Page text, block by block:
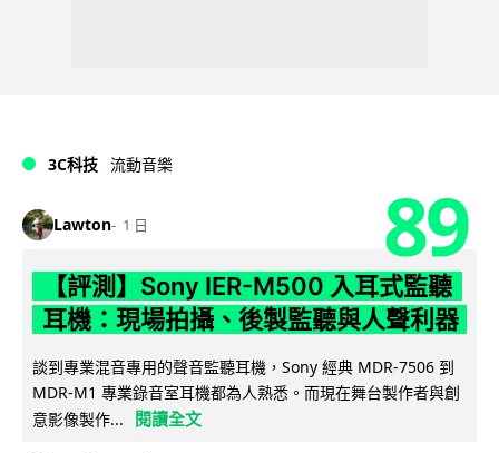
3C科技 流動音樂
Lawton 1 日 89
【評測】Sony IER-M500 入耳式監聽
耳機：現場拍攝、後製監聽與人聲利器
談到專業混音專用的聲音監聽耳機，Sony 經典 MDR-7506 到
MDR-M1 專業錄音室耳機都為人熟悉。而現在舞台製作者與創
意影像製作...
閱讀全文